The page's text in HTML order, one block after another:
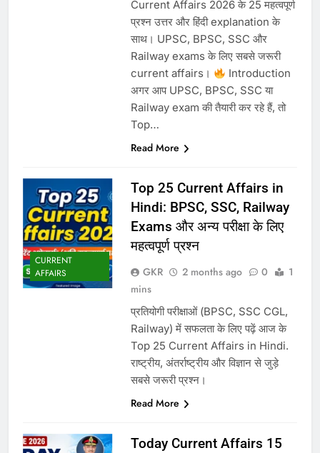
Current Affairs 2026 के 25 महत्वपूर्ण
प्रश्न उत्तर और हिंदी explanation के
साथ। UPSC, BPSC, SSC और
Railway exams के लिए सबसे जरूरी
current affairs।
Introduction
अगर आप UPSC, BPSC, SSC या
Railway exam की तैयारी कर रहे हैं, तो
Top…
Read More
CURRENT
AFFAIRS
Top 25 Current Affairs in
Hindi: BPSC, SSC, Railway
Exams और अन्य परीक्षा के लिए
महत्वपूर्ण प्रश्न
GKR 2 months ago 0
1
mins
प्रतियोगी परीक्षाओं (BPSC, SSC CGL,
Railway) में सफलता के लिए पढ़ें आज के
Top 25 Current Affairs in Hindi.
राष्ट्रीय, अंतर्राष्ट्रीय और विज्ञान से जुड़े
सबसे जरूरी प्रश्न।
Read More
Today Current Affairs 15